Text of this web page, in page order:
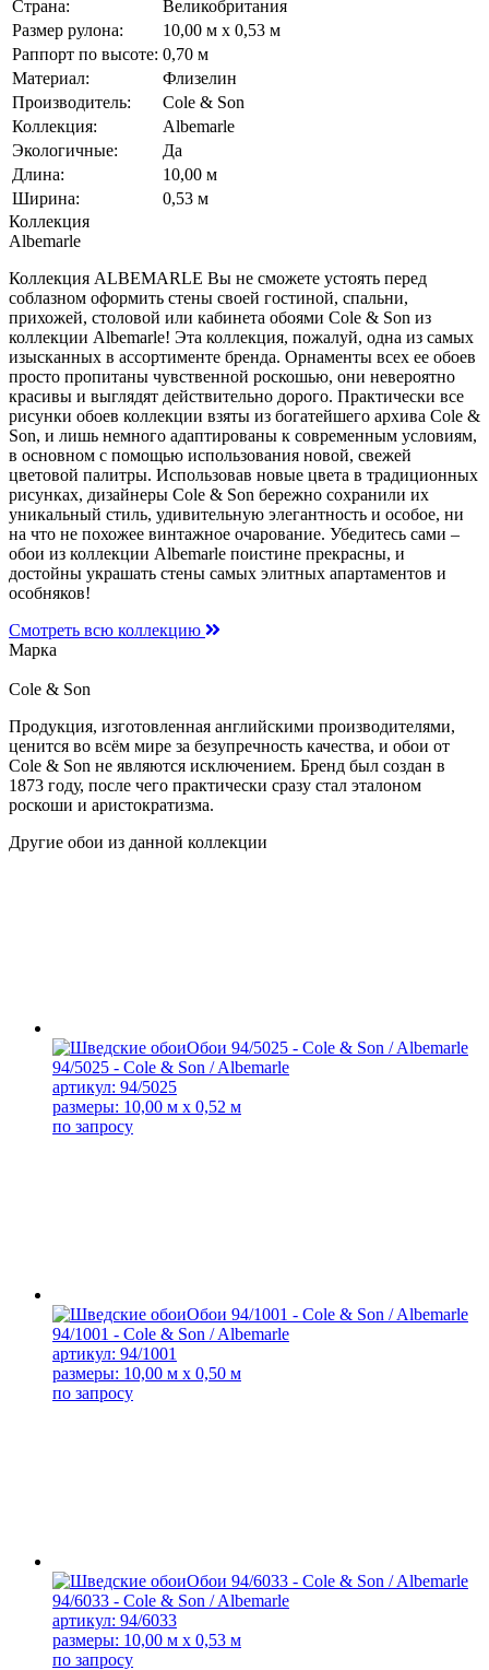
Страна:
Великобритания
Размер рулона:
10,00 м x 0,53 м
Раппорт по высоте: 0,70 м
Материал:
Флизелин
Производитель:
Cole & Son
Коллекция:
Albemarle
Экологичные:
Да
Длина:
10,00 м
Ширина:
0,53 м
Коллекция
Albemarle
Коллекция ALBEMARLE Вы не сможете устоять перед
соблазном оформить стены своей гостиной, спальни,
прихожей, столовой или кабинета обоями Cole & Son из
коллекции Albemarle! Эта коллекция, пожалуй, одна из самых
изысканных в ассортименте бренда. Орнаменты всех ее обоев
просто пропитаны чувственной роскошью, они невероятно
красивы и выглядят действительно дорого. Практически все
рисунки обоев коллекции взяты из богатейшего архива Cole &
Son, и лишь немного адаптированы к современным условиям,
в основном с помощью использования новой, свежей
цветовой палитры. Использовав новые цвета в традиционных
рисунках, дизайнеры Cole & Son бережно сохранили их
уникальный стиль, удивительную элегантность и особое, ни
на что не похожее винтажное очарование. Убедитесь сами –
обои из коллекции Albemarle поистине прекрасны, и
достойны украшать стены самых элитных апартаментов и
особняков!
Смотреть всю коллекцию
Марка
Cole & Son
Продукция, изготовленная английскими производителями,
ценится во всём мире за безупречность качества, и обои от
Cole & Son не являются исключением. Бренд был создан в
1873 году, после чего практически сразу стал эталоном
роскоши и аристократизма.
Другие обои из данной коллекции
94/5025 - Cole & Son / Albemarle
артикул: 94/5025
размеры: 10,00 м x 0,52 м
по запросу
94/1001 - Cole & Son / Albemarle
артикул: 94/1001
размеры: 10,00 м x 0,50 м
по запросу
94/6033 - Cole & Son / Albemarle
артикул: 94/6033
размеры: 10,00 м x 0,53 м
по запросу